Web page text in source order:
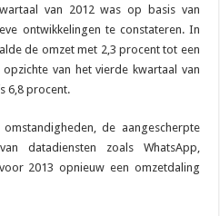
van 2012 was op basis van
ontwikkelingen te constateren. In
de omzet met 2,3 procent tot een
van het vierde kwartaal van
6,8 procent.
de aangescherpte
datadiensten zoals WhatsApp,
2013 opnieuw een omzetdaling